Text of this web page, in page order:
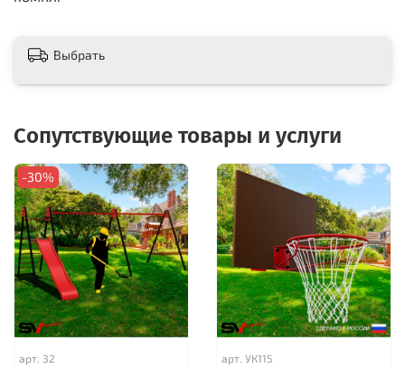
Выбрать
Сопутствующие товары и услуги
-30%
арт. 32 арт. УК115